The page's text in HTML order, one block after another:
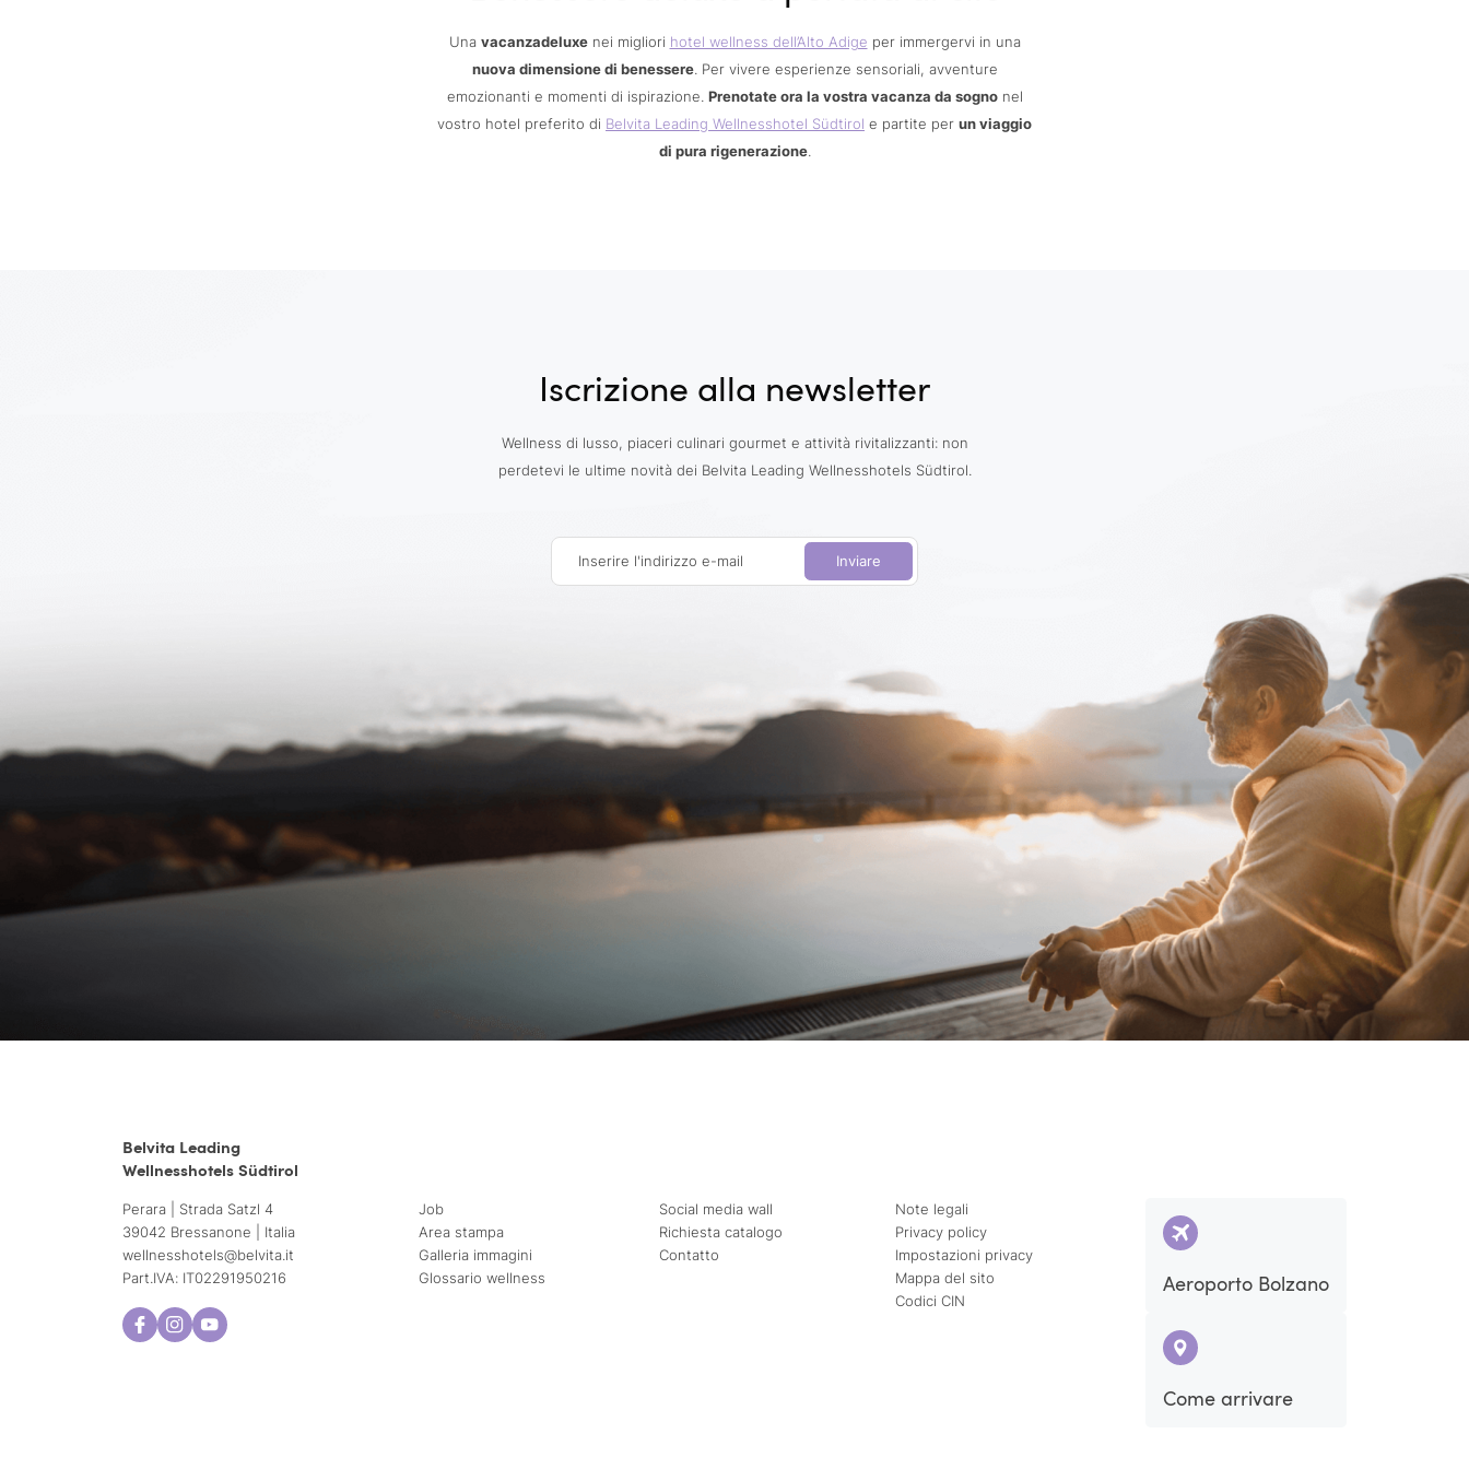
Una vacanzadeluxenei migliori hotel wellness dell’Alto Adige per immergervi in una
nuova dimensione di benessere. Per vivere esperienze sensoriali, avventure
emozionanti e momenti di ispirazione. Prenotate ora la vostra vacanza da sognonel
vostro hotel preferito di Belvita Leading Wellnesshotel Südtirol e partite per un viaggio
di pura rigenerazione.
Iscrizione alla newsletter
Wellness di lusso, piaceri culinari gourmet e attività rivitalizzanti: non
perdetevi le ultime novità dei Belvita Leading Wellnesshotels Südtirol.
Inserire l'indirizzo e-mail Inviare
Belvita Leading
Wellnesshotels Südtirol
Perara | Strada Satzl 4
39042 Bressanone | Italia
wellnesshotels@belvita.it
Part.IVA: IT02291950216
Job
Area stampa
Galleria immagini
Glossario wellness
Social media wall
Richiesta catalogo
Contatto
Note legali
Privacy policy
Impostazioni privacy
Mappa del sito
Codici CIN
Aeroporto Bolzano
Come arrivare